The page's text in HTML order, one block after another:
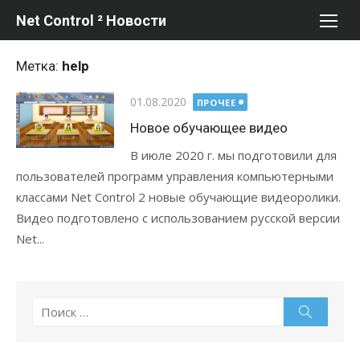
Net Control ² Новости
Метка: help
Опубликовано
01.08.2020 ПРОЧЕЕ
Новое обучающее видео
В июле 2020 г. мы подготовили для
пользователей программ управления компьютерными
классами Net Control 2 новые обучающие видеоролики.
Видео подготовлено с использованием русской версии
Net...
Поиск